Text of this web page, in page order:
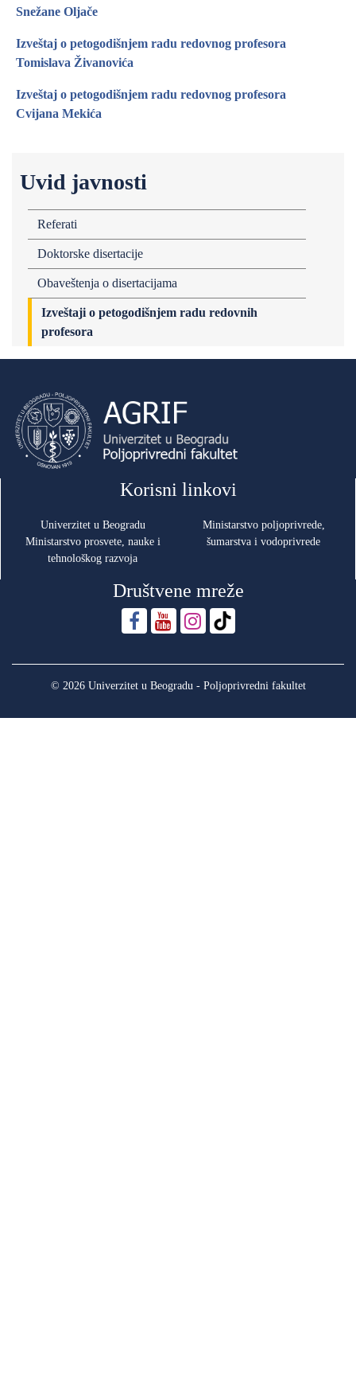
Uvid javnosti
Referati
Doktorske disertacije
Obaveštenja o disertacijama
Izveštaji o petogodišnjem radu redovnih
profesora
Snežane Oljače
Izveštaj o petogodišnjem radu redovnog profesora
Tomislava Živanovića
Izveštaj o petogodišnjem radu redovnog profesora
Cvijana Mekića
Korisni linkovi
Univerzitet u Beogradu
Ministarstvo prosvete, nauke i
tehnološkog razvoja
Ministarstvo poljoprivrede,
šumarstva i vodoprivrede
Društvene mreže
© 2026 Univerzitet u Beogradu - Poljoprivredni fakultet